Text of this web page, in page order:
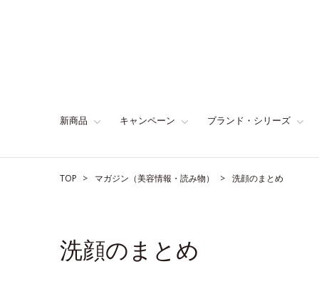
新商品 キャンペーン ブランド・シリーズ
TOP マガジン（美容情報・読み物） 洗顔のまとめ
洗顔のまとめ